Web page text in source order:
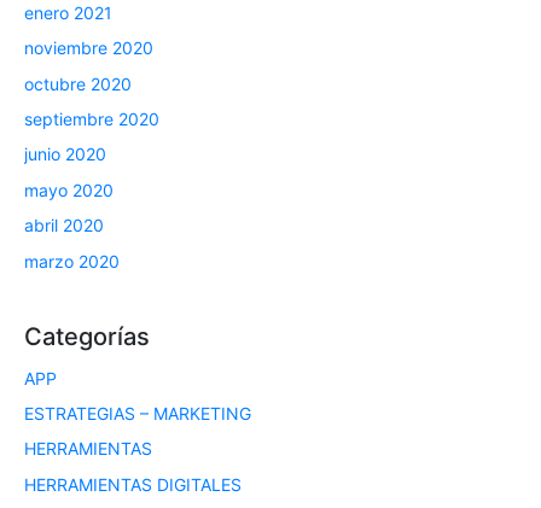
enero 2021
noviembre 2020
octubre 2020
septiembre 2020
junio 2020
mayo 2020
abril 2020
marzo 2020
Categorías
APP
ESTRATEGIAS – MARKETING
HERRAMIENTAS
HERRAMIENTAS DIGITALES